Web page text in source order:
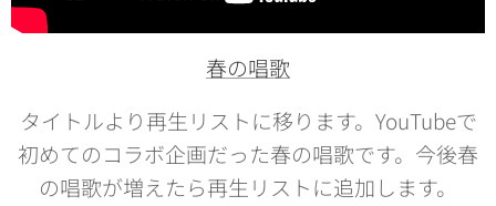
春の唱歌
タイトルより再生リストに移ります。YouTubeで
初めてのコラボ企画だった春の唱歌です。今後春
の唱歌が増えたら再生リストに追加します。